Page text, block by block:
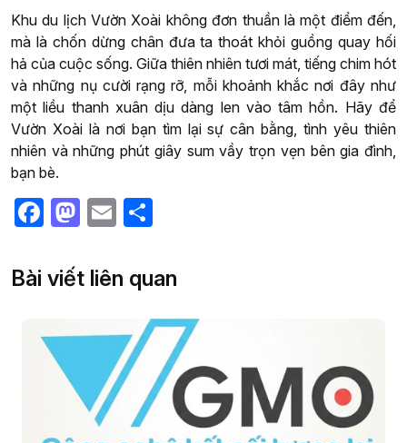
Khu du lịch Vườn Xoài không đơn thuần là một điểm đến,
mà là chốn dừng chân đưa ta thoát khỏi guồng quay hối
hả của cuộc sống. Giữa thiên nhiên tươi mát, tiếng chim hót
và những nụ cười rạng rỡ, mỗi khoảnh khắc nơi đây như
một liều thanh xuân dịu dàng len vào tâm hồn. Hãy để
Vườn Xoài là nơi bạn tìm lại sự cân bằng, tình yêu thiên
nhiên và những phút giây sum vầy trọn vẹn bên gia đình,
bạn bè.
Facebook
Mastodon
Email
Bài viết liên quan